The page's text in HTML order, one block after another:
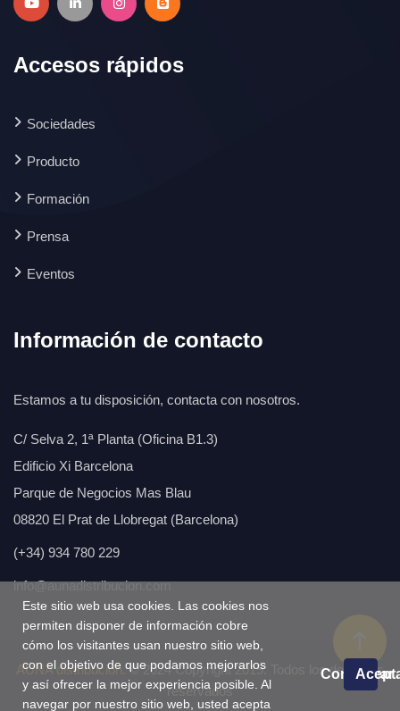
Accesos rápidos
Sociedades
Producto
Formación
Prensa
Eventos
Información de contacto
Estamos a tu disposición, contacta con nosotros.
C/ Selva 2, 1ª Planta (Oficina B1.3)
Edificio Xi Barcelona
Parque de Negocios Mas Blau
08820 El Prat de Llobregat (Barcelona)
(+34) 934 780 229
info@aunadistribucion.com
AÚNA distribución.© 2024 Copyright 2019. Todos los derechos
reservados
Este sitio web usa cookies. Las cookies nos
permiten disponer de información cobre
cómo los visitantes usan nuestro sitio web,
con el objetivo de que podamos mejorarlos
y así ofrecer la mejor experiencia posible. Al
navegar por nuestro sitio web, usted acepta
Configurar